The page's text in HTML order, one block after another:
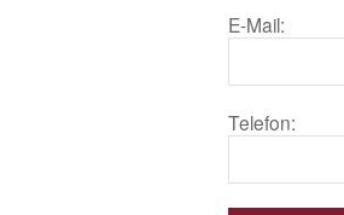
E-Mail:
Telefon: